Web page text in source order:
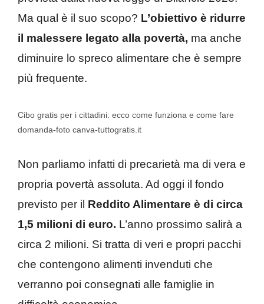
Ma qual è il suo scopo? L’obiettivo è ridurre
il malessere legato alla povertà, ma anche
diminuire lo spreco alimentare che è sempre
più frequente.
Cibo gratis per i cittadini: ecco come funziona e come fare
domanda-foto canva-tuttogratis.it
Non parliamo infatti di precarietà ma di vera e
propria povertà assoluta. Ad oggi il fondo
previsto per il Reddito Alimentare è di circa
1,5 milioni di euro. L’anno prossimo salirà a
circa 2 milioni. Si tratta di veri e propri pacchi
che contengono alimenti invenduti che
verranno poi consegnati alle famiglie in